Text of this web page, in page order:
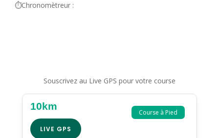
⏱️Chronomètreur :
Souscrivez au Live GPS pour votre course
Course à Pied
10km
LIVE GPS